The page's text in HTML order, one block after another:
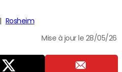
Rosheim
Mise à jour le 28/05/26